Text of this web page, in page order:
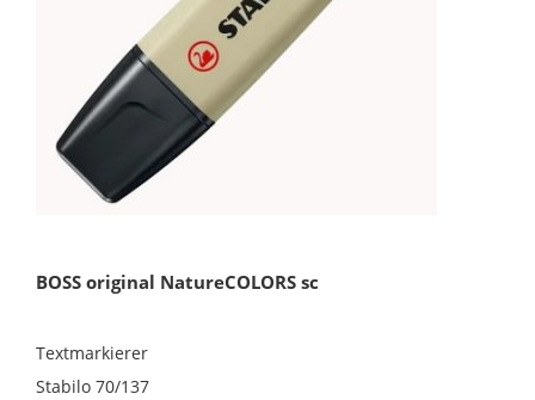
BOSS original NatureCOLORS sc
Textmarkierer
Stabilo 70/137